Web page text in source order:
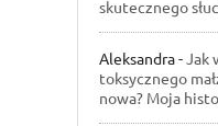
skutecznego
Aleksandra-Jak
toksycznego
nowa? Moja